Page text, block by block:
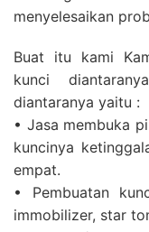
menyelesaikan
Buat itu kami
kunci
diantaranya yaitu :
• Jasa membuka
kuncinya
empat.
• Pembuatan
immobilizer, star